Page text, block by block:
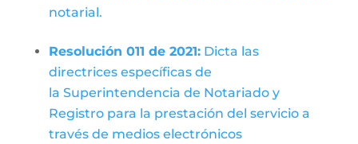
notarial.
Resolución 011 de 2021: Dicta las
directrices específicas de
la Superintendencia de Notariado y
Registro para la prestación del servicio a
través de medios electrónicos